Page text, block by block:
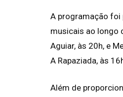
A programação foi
musicais ao longo
Aguiar, às 20h, e
A Rapaziada, às
Além de